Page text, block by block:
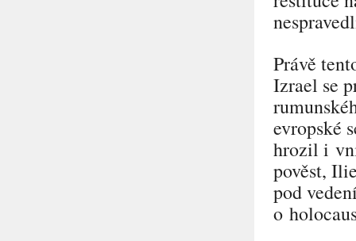
Právě
Izrael se
evropské
hrozil i
pověst,
pod
o